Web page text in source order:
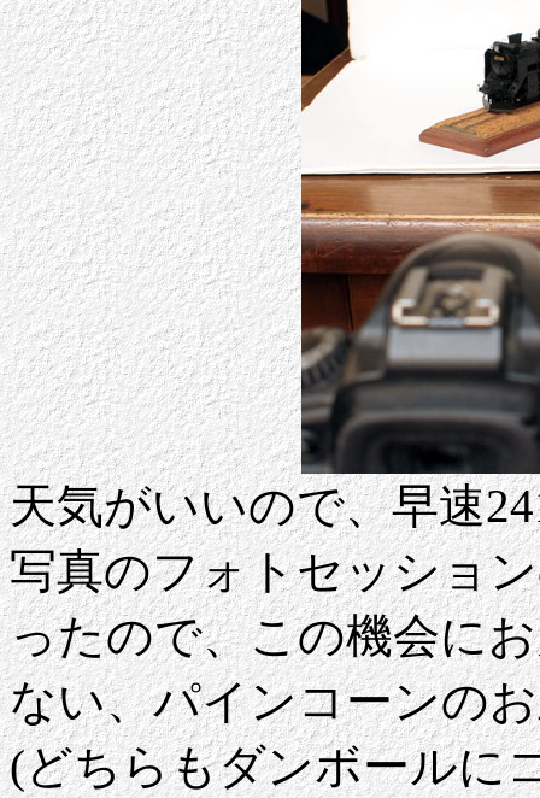
天気がいいので、早速
写真のフォトセッショ
ったので、この機会に
ない、パインコーンの
(どちらもダンボールに